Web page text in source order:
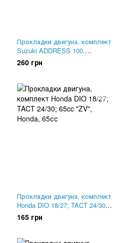
Прокладки двигуна, комплект
Suzuki ADDRESS 100.
Mototech, Тайвань
260 грн
Прокладки двигуна, комплект
Honda DIO 18/27; TACT 24/30;
65cc "ZV"
165 грн